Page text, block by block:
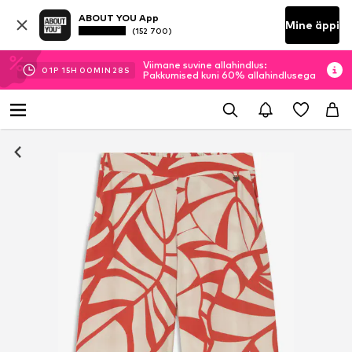
ABOUT YOU App
(152 700) Mine äppi
01P 15H 00MIN 27 S
Viimane suvine allahindlus:
Pakkumised kuni 60% allahindlusega